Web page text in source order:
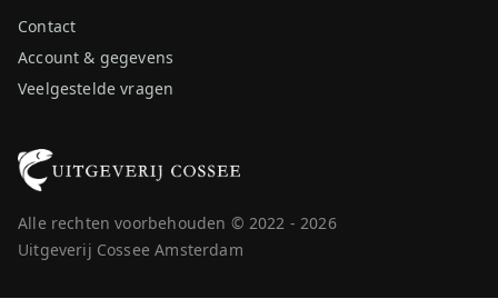
Account & gegevens
Veelgestelde vragen
Contact
Alle rechten voorbehouden © 2022 - 2026
Uitgeverij Cossee Amsterdam